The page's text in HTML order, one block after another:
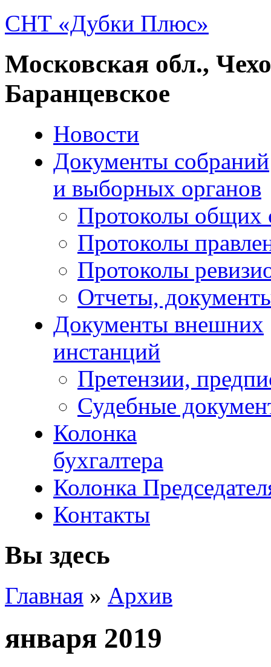
СНТ «Дубки Плюс»
Московская обл.,
Баранцевское
Новости
Документы собраний
и выборных органов
Протоколы общих
Протоколы
Протоколы
Отчеты,
Документы внешних
инстанций
Претензии,
Судебные
Колонка
бухгалтера
Колонка
Контакты
Вы здесь
Главная » Архив
января 2019